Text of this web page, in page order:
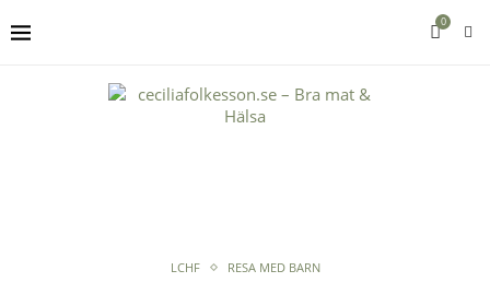
0
LCHF RESA MED BARN